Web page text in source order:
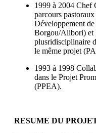
1999 à 2004 Chef
parcours
Développement
Borgou/Alibori) et
plusridisciplinaire
le même projet
1993 à 1998
dans le Projet
(PPEA).
RESUME DU